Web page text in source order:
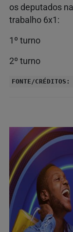
os deputados
trabalho 6x1:
1º turno
2º turno
FONTE/CRÉDITOS: